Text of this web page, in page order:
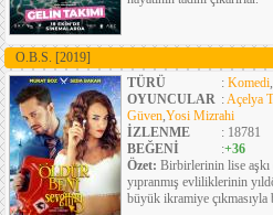
O.B.S. [2019]
TÜRÜ
: Komedi,
OYUNCULAR :Açelya
Güven,Yosi Mizrahi
İZLENME
: 18781
BEĞENİ
:+36
Özet: Birbirlerinin lise aşkı
yıpranmış evliliklerinin
büyük ikramiye